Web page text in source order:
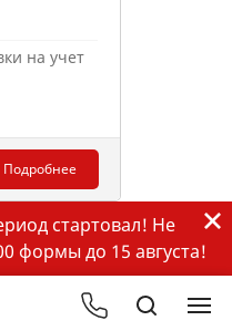
на учет
Подробнее
стартовал! Не
формы до 15 августа!